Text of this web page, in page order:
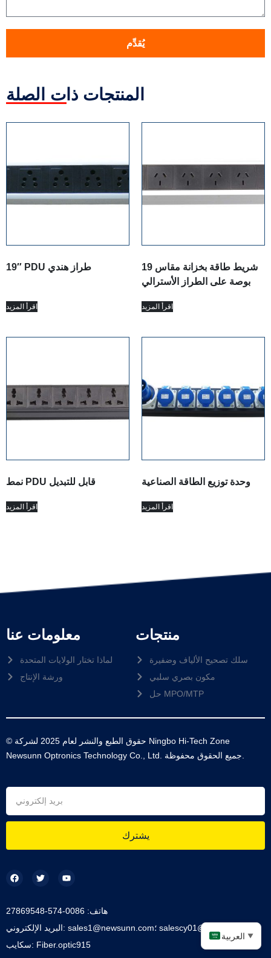
يُقدِّم
المنتجات ذات الصلة
اقرأ المزيد
شريط طاقة بخزانة مقاس 19
اقرأ المزيد
اقرأ المزيد
وحدة توزيع الطاقة الصناعية
اقرأ المزيد
معلومات عنا
لماذا تختار الولايات المتحدة
ورشة الإنتاج
منتجات
سلك تصحيح الألياف وضفيرة
مكون بصري سلبي
حل MPO/MTP
© حقوق الطبع والنشر لعام 2025 لشركة Ningbo Hi-Tech Zone
يشترك
البريد الإلكتروني: sales1@newsunn.com؛ salescy01@gmail.com
سكايب: Fiber.optic915
العربية ▼